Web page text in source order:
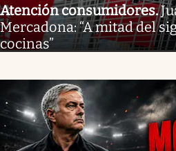
Atención consumidores.
Mercadona: “A mitad del
cocinas”